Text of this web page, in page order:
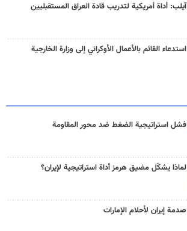
آيلب: أداة أمريكية لتدريب قادة العراق المستقبليين
استدعاء القائم بالأعمال الأوكراني إلى وزارة الخارجية
فشل استراتيجية الضغط ضد محور المقاومة
لماذا يشكّل مضيق هرمز أداة استراتيجية لإيران؟
صدمة إيران لأحلام الإمارات